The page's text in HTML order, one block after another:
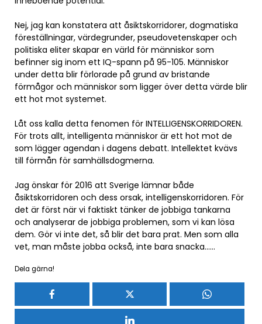
Nej, jag kan konstatera att åsiktskorridorer, dogmatiska
föreställningar, värdegrunder, pseudovetenskaper och
politiska eliter skapar en värld för människor som
befinner sig inom ett IQ-spann på 95-105. Människor
under detta blir förlorade på grund av bristande
förmågor och människor som ligger över detta värde blir
ett hot mot systemet.
Låt oss kalla detta fenomen för INTELLIGENSKORRIDOREN.
För trots allt, intelligenta människor är ett hot mot de
som lägger agendan i dagens debatt. Intellektet kvävs
till förmån för samhällsdogmerna.
Jag önskar för 2016 att Sverige lämnar både
åsiktskorridoren och dess orsak, intelligenskorridoren. För
det är först när vi faktiskt tänker de jobbiga tankarna
och analyserar de jobbiga problemen, som vi kan lösa
dem. Gör vi inte det, så blir det bara prat. Men som alla
vet, man måste jobba också, inte bara snacka……
Dela gärna!